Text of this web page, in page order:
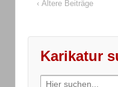
‹ Ältere Beiträge
Karikatur
Search